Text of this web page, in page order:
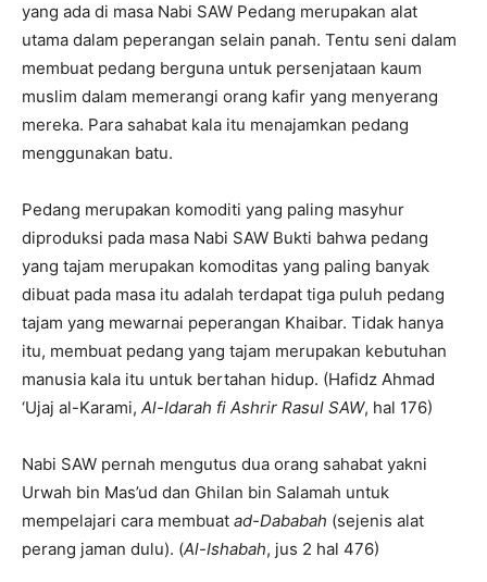
yang ada di masa Nabi SAW Pedang merupakan alat
utama dalam peperangan selain panah. Tentu seni dalam
membuat pedang berguna untuk persenjataan kaum
muslim dalam memerangi orang kafir yang menyerang
mereka. Para sahabat kala itu menajamkan pedang
menggunakan batu.
Pedang merupakan komoditi yang paling masyhur
diproduksi pada masa Nabi SAW Bukti bahwa pedang
yang tajam merupakan komoditas yang paling banyak
dibuat pada masa itu adalah terdapat tiga puluh pedang
tajam yang mewarnai peperangan Khaibar. Tidak hanya
itu, membuat pedang yang tajam merupakan kebutuhan
manusia kala itu untuk bertahan hidup. (Hafidz Ahmad
‘Ujaj al-Karami, Al-Idarah fi Ashrir Rasul SAW, hal 176)
Nabi SAW pernah mengutus dua orang sahabat yakni
Urwah bin Mas’ud dan Ghilan bin Salamah untuk
mempelajari cara membuat ad-Dababah (sejenis alat
perang jaman dulu). (Al-Ishabah, jus 2 hal 476)